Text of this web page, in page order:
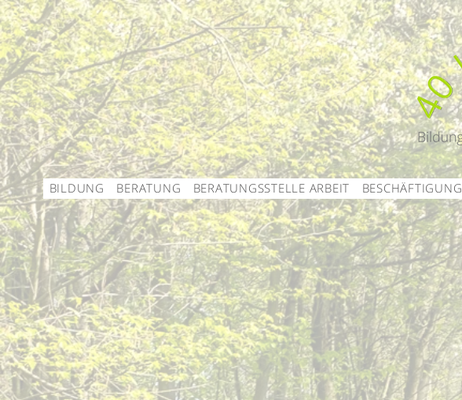
BILDUNG BERATUNG BERATUNGSSTELLE ARBEIT BESCHÄFTIGUNG